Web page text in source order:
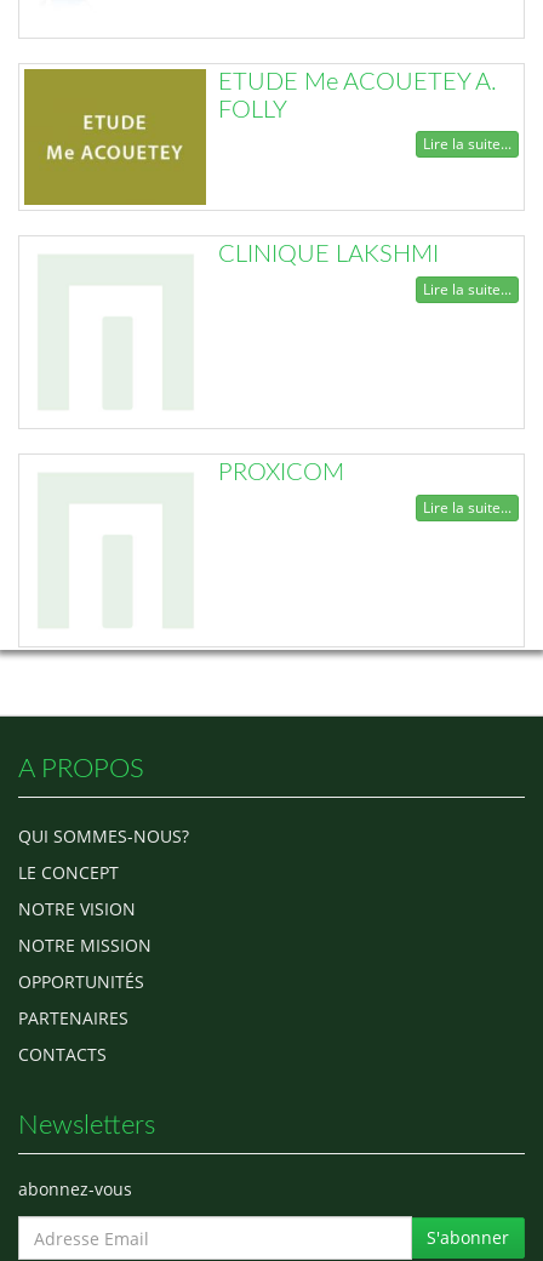
ETUDE Me ACOUETEY A.
FOLLY
Lire la suite...
CLINIQUE LAKSHMI
Lire la suite...
PROXICOM
Lire la suite...
A PROPOS
QUI SOMMES-NOUS?
LE CONCEPT
NOTRE VISION
NOTRE MISSION
OPPORTUNITÉS
PARTENAIRES
CONTACTS
Newsletters
abonnez-vous
S'abonner